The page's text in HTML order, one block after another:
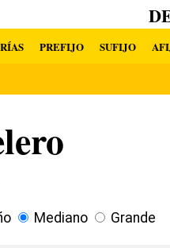
PREFIJO SUFIJO
Mediano Grande